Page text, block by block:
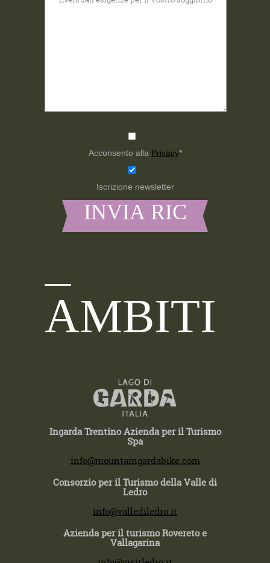
Acconsento alla Privacy*
Iscrizione newsletter
AMBITI
Ingarda Trentino Azienda per il Turismo
Spa
info@mountaingardabike.com
Consorzio per il Turismo della Valle di
Ledro
info@vallediledro.it
Azienda per il turismo Rovereto e
Vallagarina